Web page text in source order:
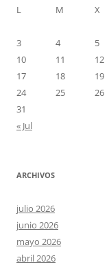
L
M X
3
4 5
10
11 12
17
18 19
24
25 26
31
« Jul
ARCHIVOS
julio 2026
junio 2026
mayo 2026
abril 2026